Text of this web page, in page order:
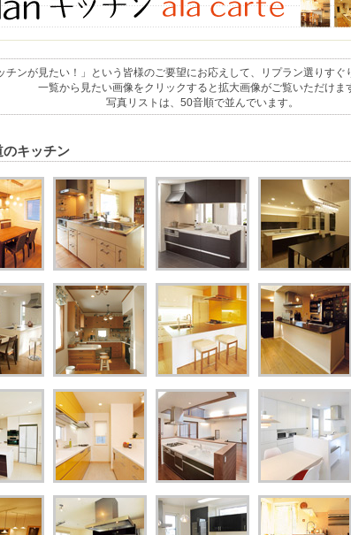
チンが見たい！」という皆様のご要望にお応えして、リプラン選りすぐ
一覧から見たい画像をクリックすると拡大画像がご覧いただけま
写真リストは、50音順で並んでいます。
のキッチン